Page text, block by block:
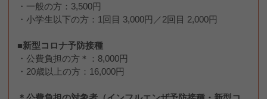
・一般の方：3,500円
・小学生以下の方：1回目 3,000円／2回目 2,000円
■新型コロナ予防接種
・公費負担の方＊：8,000円
・20歳以上の方：16,000円